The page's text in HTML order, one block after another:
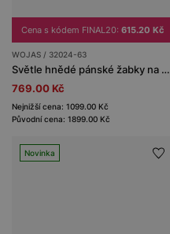
Cena s kódem FINAL20: 615.20 Kč
WOJAS / 32024-63
Světle hnědé pánské žabky na korkové podešvi se suchými zipy
769.00 Kč
Nejnižší cena: 1099.00 Kč
Původní cena: 1899.00 Kč
Novinka